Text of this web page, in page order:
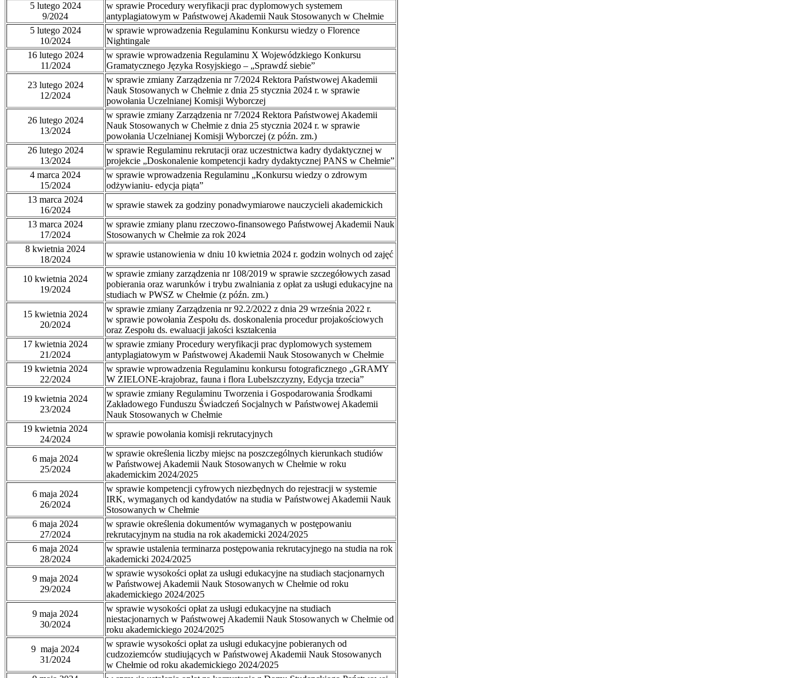
5 lutego 2024
9/2024
w sprawie Procedury weryfikacji prac dyplomowych systemem
antyplagiatowym w Państwowej Akademii Nauk Stosowanych w Chełmie
5 lutego 2024
10/2024
w sprawie wprowadzenia Regulaminu Konkursu wiedzy o Florence
Nightingale
16 lutego 2024
11/2024
w sprawie wprowadzenia Regulaminu X Wojewódzkiego Konkursu
Gramatycznego Języka Rosyjskiego – „Sprawdź siebie”
23 lutego 2024
12/2024
w sprawie zmiany Zarządzenia nr 7/2024 Rektora Państwowej Akademii
Nauk Stosowanych w Chełmie z dnia 25 stycznia 2024 r. w sprawie
powołania Uczelnianej Komisji Wyborczej
26 lutego 2024
13/2024
w sprawie zmiany Zarządzenia nr 7/2024 Rektora Państwowej Akademii
Nauk Stosowanych w Chełmie z dnia 25 stycznia 2024 r. w sprawie
powołania Uczelnianej Komisji Wyborczej (z późn. zm.)
26 lutego 2024
13/2024
w sprawie Regulaminu rekrutacji oraz uczestnictwa kadry dydaktycznej w
projekcie „Doskonalenie kompetencji kadry dydaktycznej PANS w Chełmie”
4 marca 2024
15/2024
w sprawie wprowadzenia Regulaminu „Konkursu wiedzy o zdrowym
odżywianiu- edycja piąta”
13 marca 2024
16/2024
w sprawie stawek za godziny ponadwymiarowe nauczycieli akademickich
13 marca 2024
17/2024
w sprawie zmiany planu rzeczowo-finansowego Państwowej Akademii Nauk
Stosowanych w Chełmie za rok 2024
8 kwietnia 2024
18/2024
w sprawie ustanowienia w dniu 10 kwietnia 2024 r. godzin wolnych od zajęć
10 kwietnia 2024
19/2024
w sprawie zmiany zarządzenia nr 108/2019 w sprawie szczegółowych zasad
pobierania oraz warunków i trybu zwalniania z opłat za usługi edukacyjne na
studiach w PWSZ w Chełmie (z późn. zm.)
15 kwietnia 2024
20/2024
w sprawie zmiany Zarządzenia nr 92.2/2022 z dnia 29 września 2022 r.
w sprawie powołania Zespołu ds. doskonalenia procedur projakościowych
oraz Zespołu ds. ewaluacji jakości kształcenia
17 kwietnia 2024
21/2024
w sprawie zmiany Procedury weryfikacji prac dyplomowych systemem
antyplagiatowym w Państwowej Akademii Nauk Stosowanych w Chełmie
19 kwietnia 2024
22/2024
w sprawie wprowadzenia Regulaminu konkursu fotograficznego „GRAMY
W ZIELONE-krajobraz, fauna i flora Lubelszczyzny, Edycja trzecia”
19 kwietnia 2024
23/2024
w sprawie zmiany Regulaminu Tworzenia i Gospodarowania Środkami
Zakładowego Funduszu Świadczeń Socjalnych w Państwowej Akademii
Nauk Stosowanych w Chełmie
19 kwietnia 2024
24/2024
w sprawie powołania komisji rekrutacyjnych
6 maja 2024
25/2024
w sprawie określenia liczby miejsc na poszczególnych kierunkach studiów
w Państwowej Akademii Nauk Stosowanych w Chełmie w roku
akademickim 2024/2025
6 maja 2024
26/2024
w sprawie kompetencji cyfrowych niezbędnych do rejestracji w systemie
IRK, wymaganych od kandydatów na studia w Państwowej Akademii Nauk
Stosowanych w Chełmie
6 maja 2024
27/2024
w sprawie określenia dokumentów wymaganych w postępowaniu
rekrutacyjnym na studia na rok akademicki 2024/2025
6 maja 2024
28/2024
w sprawie ustalenia terminarza postępowania rekrutacyjnego na studia na rok
akademicki 2024/2025
9 maja 2024
29/2024
w sprawie wysokości opłat za usługi edukacyjne na studiach stacjonarnych
w Państwowej Akademii Nauk Stosowanych w Chełmie od roku
akademickiego 2024/2025
9 maja 2024
30/2024
w sprawie wysokości opłat za usługi edukacyjne na studiach
niestacjonarnych w Państwowej Akademii Nauk Stosowanych w Chełmie od
roku akademickiego 2024/2025
9 maja 2024
31/2024
w sprawie wysokości opłat za usługi edukacyjne pobieranych od
cudzoziemców studiujących w Państwowej Akademii Nauk Stosowanych
w Chełmie od roku akademickiego 2024/2025